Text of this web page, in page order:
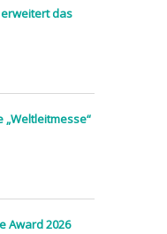
erweitert das
„Weltleitmesse“
Award 2026